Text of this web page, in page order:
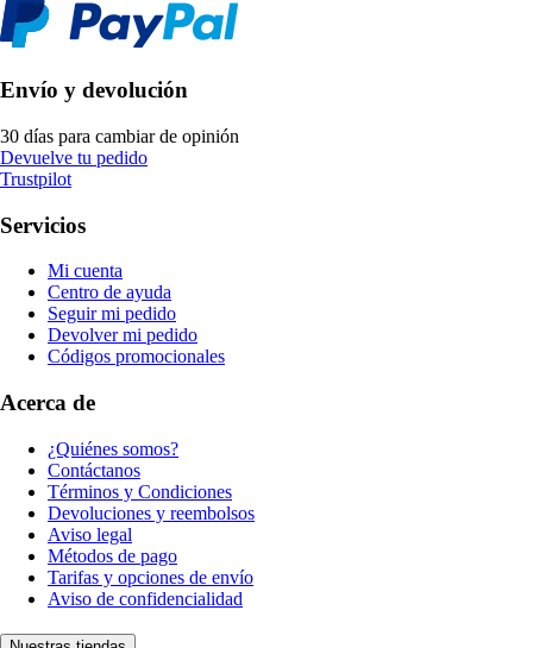
Envío y devolución
30 días para cambiar de opinión
Devuelve tu pedido
Trustpilot
Servicios
Mi cuenta
Centro de ayuda
Seguir mi pedido
Devolver mi pedido
Códigos promocionales
Acerca de
¿Quiénes somos?
Contáctanos
Términos y Condiciones
Devoluciones y reembolsos
Aviso legal
Métodos de pago
Tarifas y opciones de envío
Aviso de confidencialidad